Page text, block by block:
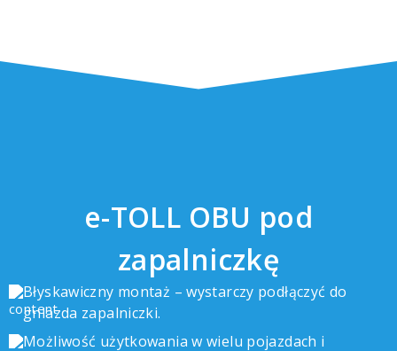
e-TOLL OBU pod
zapalniczkę
Błyskawiczny montaż – wystarczy podłączyć do
gniazda zapalniczki.
Możliwość użytkowania w wielu pojazdach i